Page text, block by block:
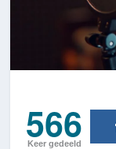
566
Keer gedeeld